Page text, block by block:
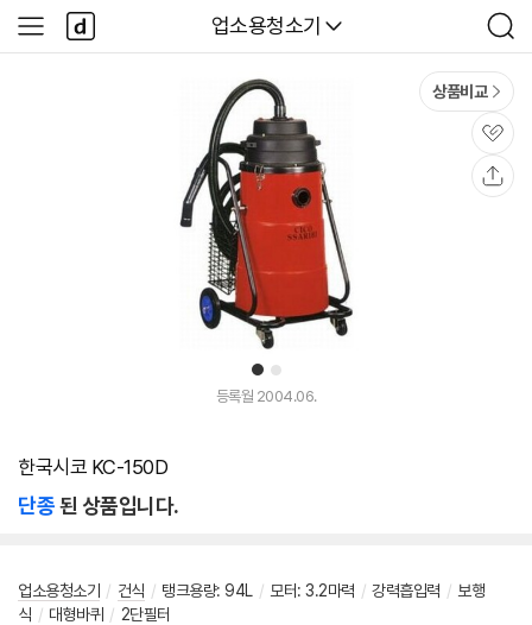
다나와
업소용청소기
검
색
사
이
다
나
와
1 2
상품비교
관
심
등록월 2004.06.
한국시코 KC-150D
단종된 상품입니다.
업소용청소기 / 건식 / 탱크용량: 94L / 모터: 3.2마력 / 강력흡입력 / 보행
식 / 대형바퀴 / 2단필터